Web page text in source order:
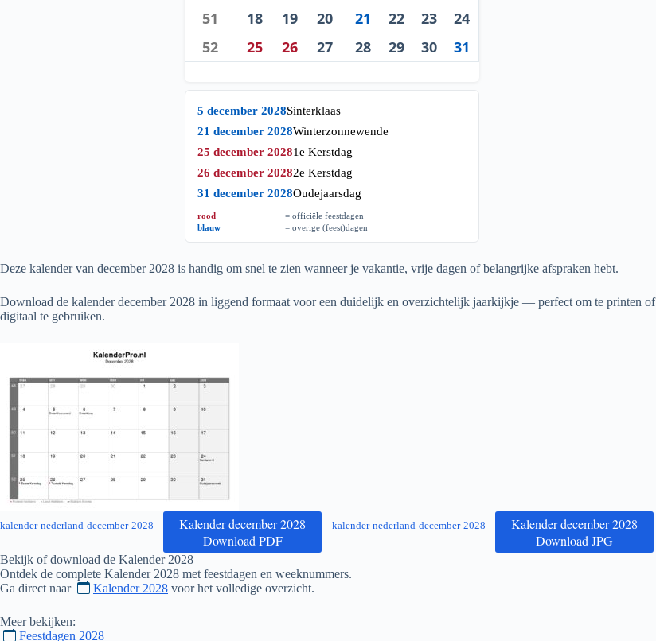
51
18 19 20 21 22 23
24
52
25 26 27 28 29 30 31
5 december 2028Sinterklaas
21 december 2028Winterzonnewende
25 december 20281e Kerstdag
26 december 20282e Kerstdag
31 december 2028Oudejaarsdag
rood
= officiële feestdagen
blauw
= overige (feest)dagen
Deze kalender van december 2028 is handig om snel te zien wanneer je vakantie, vrije dagen of belangrijke afspraken hebt.
Download de kalender december 2028 in liggend formaat voor een duidelijk en overzichtelijk jaarkijkje — perfect om te printen of
digitaal te gebruiken.
kalender-nederland-december-2028
Kalender december 2028
Download PDF
kalender-nederland-december-2028
Kalender december 2028
Download JPG
Bekijk of download de Kalender 2028
Ontdek de complete Kalender 2028 met feestdagen en weeknummers.
Ga direct naar
Kalender 2028 voor het volledige overzicht.
Meer bekijken:
Feestdagen 2028